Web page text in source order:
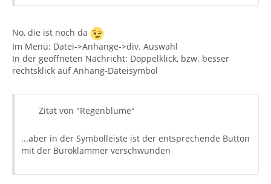
Nö, die ist noch da
Im Menü: Datei->Anhänge->div. Auswahl
In der geöffneten Nachricht: Doppelklick, bzw. besser
rechtsklick auf Anhang-Dateisymbol
Zitat von "Regenblume"
...aber in der Symbolleiste ist der entsprechende Button
mit der Büroklammer verschwunden